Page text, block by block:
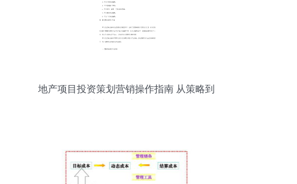
地产项目投资策划营销操作指南 从策略到